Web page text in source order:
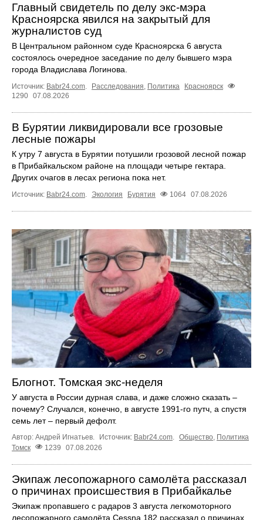
Главный свидетель по делу экс-мэра
Красноярска явился на закрытый для
журналистов суд
В Центральном районном суде Красноярска 6 августа
состоялось очередное заседание по делу бывшего мэра
города Владислава Логинова.
Источник: Babr24.com Расследования Политика
Красноярск
1290 07.08.2026
В Бурятии ликвидировали все грозовые
лесные пожары
К утру 7 августа в Бурятии потушили грозовой лесной пожар
в Прибайкальском районе на площади четыре гектара.
Других очагов в лесах региона пока нет.
Источник: Babr24.com Экология Бурятия 1064 07.08.2026
Блогнот. Томская экс-неделя
У августа в России дурная слава, и даже сложно сказать –
почему? Случался, конечно, в августе 1991-го путч, а спустя
семь лет – первый дефолт.
Автор: Андрей Игнатьев. Источник: Babr24.com. Общество, Политика
Томск
1239 07.08.2026
Экипаж лесопожарного самолёта рассказал
о причинах происшествия в Прибайкалье
Экипаж пропавшего с радаров 3 августа легкомоторного
лесопожарного самолёта Cessna 182 рассказал о причинах